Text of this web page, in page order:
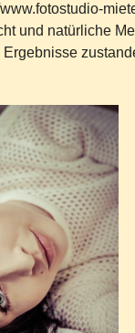
und natürliche